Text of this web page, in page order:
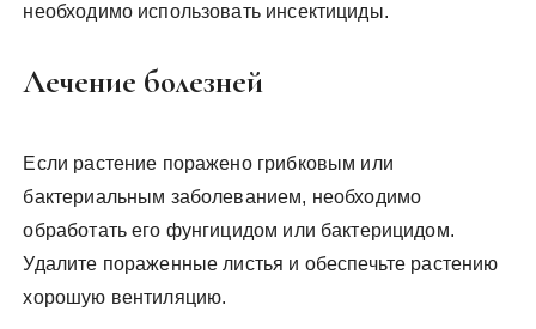
необходимо использовать инсектициды.
Лечение болезней
Если растение поражено грибковым или
бактериальным заболеванием, необходимо
обработать его фунгицидом или бактерицидом.
Удалите пораженные листья и обеспечьте растению
хорошую вентиляцию.